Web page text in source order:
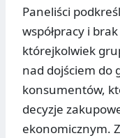
Paneliści
współpracy i
którejkolwiek
nad dojściem do
konsumentów,
decyzje
ekonomicznym.